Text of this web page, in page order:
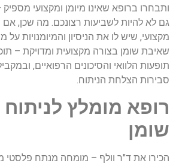
ותבחרו ברופא שאינו מיומן ומקצועי
גם לא להיות לשביעות רצונכם. מה שכן,
מקצועי, שיש לו את הניסיון והמיומנויות על
שאיבת שומן בצורה מקצועית ומדויקת –
תופעות הלוואי והסיכונים הרפואיים,
סבירות הצלחת הניתוח.
רופא מומלץ
שומן
הכירו את ד"ר וולף – מומחה מנתח